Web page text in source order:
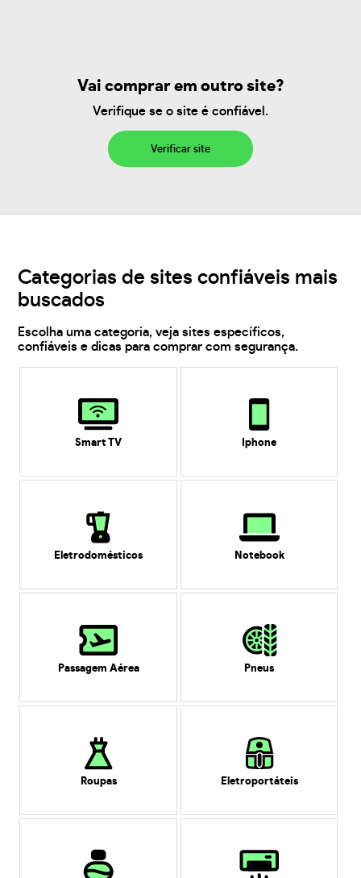
Vai comprar em outro site?
Verifique se o site é confiável.
Verificar site
Categorias de sites confiáveis mais
buscados
Escolha uma categoria, veja sites específicos,
confiáveis e dicas para comprar com segurança.
Smart TV Iphone
Eletrodomésticos Notebook
Passagem Aérea Pneus
Roupas Eletroportáteis